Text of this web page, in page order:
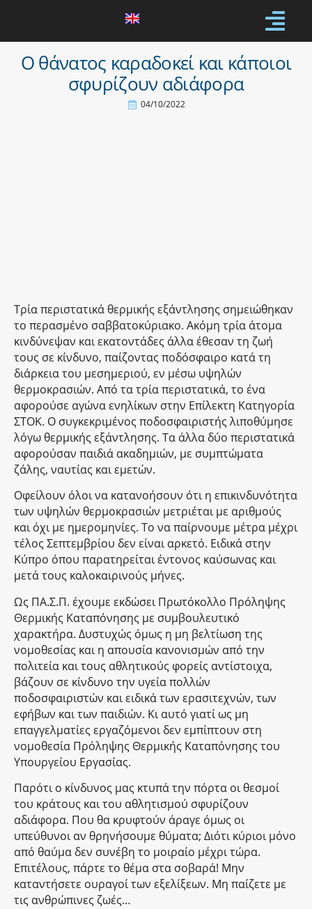
Ο θάνατος καραδοκεί και κάποιοι
σφυρίζουν αδιάφορα
04/10/2022
Τρία περιστατικά θερμικής εξάντλησης σημειώθηκαν
το περασμένο σαββατοκύριακο. Ακόμη τρία άτομα
κινδύνεψαν και εκατοντάδες άλλα έθεσαν τη ζωή
τους σε κίνδυνο, παίζοντας ποδόσφαιρο κατά τη
διάρκεια του μεσημεριού, εν μέσω υψηλών
θερμοκρασιών. Από τα τρία περιστατικά, το ένα
αφορούσε αγώνα ενηλίκων στην Επίλεκτη Κατηγορία
ΣΤΟΚ. Ο συγκεκριμένος ποδοσφαιριστής λιποθύμησε
λόγω θερμικής εξάντλησης. Τα άλλα δύο περιστατικά
αφορούσαν παιδιά ακαδημιών, με συμπτώματα
ζάλης, ναυτίας και εμετών.
Οφείλουν όλοι να κατανοήσουν ότι η επικινδυνότητα
των υψηλών θερμοκρασιών μετριέται με αριθμούς
και όχι με ημερομηνίες. Το να παίρνουμε μέτρα μέχρι
τέλος Σεπτεμβρίου δεν είναι αρκετό. Ειδικά στην
Κύπρο όπου παρατηρείται έντονος καύσωνας και
μετά τους καλοκαιρινούς μήνες.
Ως ΠΑ.Σ.Π. έχουμε εκδώσει Πρωτόκολλο Πρόληψης
Θερμικής Καταπόνησης με συμβουλευτικό
χαρακτήρα. Δυστυχώς όμως η μη βελτίωση της
νομοθεσίας και η απουσία κανονισμών από την
πολιτεία και τους αθλητικούς φορείς αντίστοιχα,
βάζουν σε κίνδυνο την υγεία πολλών
ποδοσφαιριστών και ειδικά των ερασιτεχνών, των
εφήβων και των παιδιών. Κι αυτό γιατί ως μη
επαγγελματίες εργαζόμενοι δεν εμπίπτουν στη
νομοθεσία Πρόληψης Θερμικής Καταπόνησης του
Υπουργείου Εργασίας.
Παρότι ο κίνδυνος μας κτυπά την πόρτα οι θεσμοί
του κράτους και του αθλητισμού σφυρίζουν
αδιάφορα. Που θα κρυφτούν άραγε όμως οι
υπεύθυνοι αν θρηνήσουμε θύματα; Διότι κύριοι μόνο
από θαύμα δεν συνέβη το μοιραίο μέχρι τώρα.
Επιτέλους, πάρτε το θέμα στα σοβαρά! Μην
καταντήσετε ουραγοί των εξελίξεων. Μη παίζετε με
τις ανθρώπινες ζωές…